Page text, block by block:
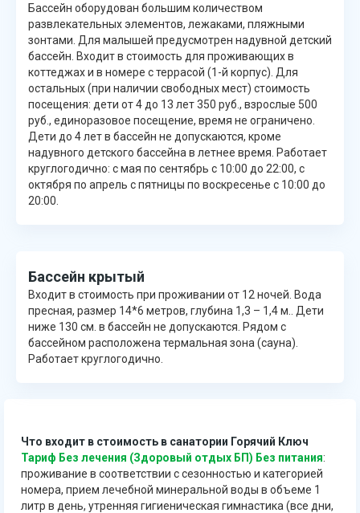
Бассейн оборудован большим количеством
развлекательных элементов, лежаками, пляжными
зонтами. Для малышей предусмотрен надувной детский
бассейн. Входит в стоимость для проживающих в
коттеджах и в номере с террасой (1-й корпус). Для
остальных (при наличии свободных мест) стоимость
посещения: дети от 4 до 13 лет 350 руб., взрослые 500
руб., единоразовое посещение, время не ограничено.
Дети до 4 лет в бассейн не допускаются, кроме
надувного детского бассейна в летнее время. Работает
круглогодично: с мая по сентябрь с 10:00 до 22:00, с
октября по апрель с пятницы по воскресенье с 10:00 до
20:00.
Бассейн крытый
Входит в стоимость при проживании от 12 ночей. Вода
пресная, размер 14*6 метров, глубина 1,3 – 1,4 м.. Дети
ниже 130 см. в бассейн не допускаются. Рядом с
бассейном расположена термальная зона (сауна).
Работает круглогодично.
Что входит в стоимость в санатории Горячий Ключ
Тариф Без лечения (Здоровый отдых БП) Без питания:
проживание в соответствии с сезонностью и категорией
номера, прием лечебной минеральной воды в объеме 1
литр в день, утренняя гигиеническая гимнастика (все дни,